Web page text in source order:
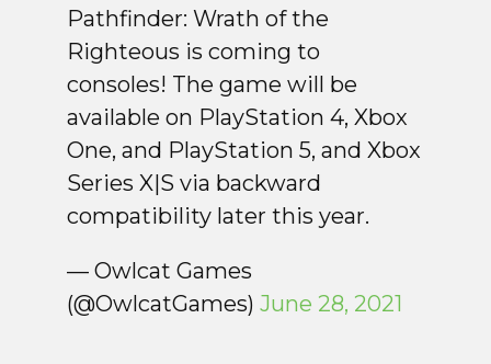
Pathfinder: Wrath of the
Righteous is coming to
consoles! The game will be
available on PlayStation 4, Xbox
One, and PlayStation 5, and Xbox
Series X|S via backward
compatibility later this year.
— Owlcat Games
(@OwlcatGames) June 28, 2021